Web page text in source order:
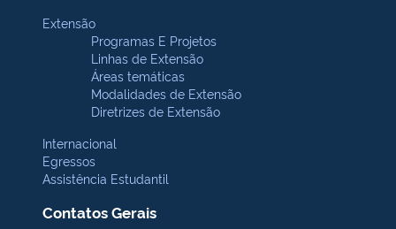
Extensão
Programas E Projetos
Linhas de Extensão
Áreas temáticas
Modalidades de Extensão
Diretrizes de Extensão
Internacional
Egressos
Assistência Estudantil
Contatos Gerais